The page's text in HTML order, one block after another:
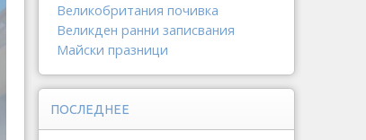
Великобритания почивка
Великден ранни записвания
Майски празници
ПОСЛЕДНЕЕ